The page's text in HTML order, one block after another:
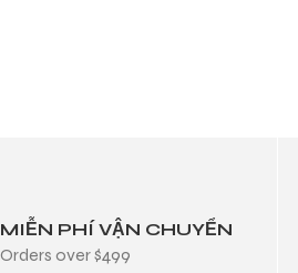
MIỄN PHÍ VẬN CHUYỂN
Orders over $499